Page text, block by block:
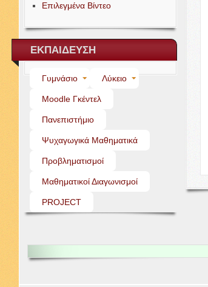
Επιλεγμένα Βίντεο
ΕΚΠΑΙΔΕΥΣΗ
Γυμνάσιο Λύκειο
Moo­dle Γκέντελ
Πανεπιστήμιο
Ψυχαγωγικά Μαθηματικά
Προβληματισμοί
Μαθηματικοί Διαγωνισμοί
PROJECT